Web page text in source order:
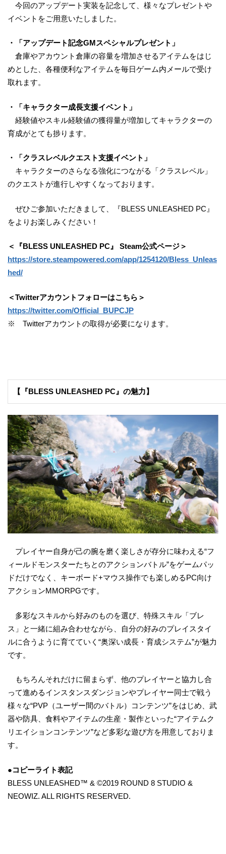
今回のアップデート実装を記念して、様々なプレゼントや
イベントをご用意いたしました。
・「アップデート記念GMスペシャルプレゼント」
倉庫やアカウント倉庫の容量を増加させるアイテムをはじ
めとした、各種便利なアイテムを毎日ゲーム内メールで受け
取れます。
・「キャラクター成長支援イベント」
経験値やスキル経験値の獲得量が増加してキャラクターの
育成がとても捗ります。
・「クラスレベルクエスト支援イベント」
キャラクターのさらなる強化につながる「クラスレベル」
のクエストが進行しやすくなっております。
ぜひご参加いただきまして、『BLESS UNLEASHED PC』
をよりお楽しみください！
＜ 『BLESS UNLEASHED PC 』 Steam公式ページ＞
https://store.steampowered.com/app/1254120/Bless_Unleas
hed/
＜Twitterアカウントフォローはこちら＞
https://twitter.com/Official_BUPCJP
※ Twitterアカウントの取得が必要になります。
【『BLESS UNLEASHED PC』の魅力】
プレイヤー自身が己の腕を磨く楽しさが存分に味わえる“フ
ィールドモンスターたちとのアクションバトル”をゲームパッ
ドだけでなく、キーボード+マウス操作でも楽しめるPC向け
アクションMMORPGです。
多彩なスキルから好みのものを選び、特殊スキル「ブレ
ス」と一緒に組み合わせながら、自分の好みのプレイスタイ
ルに合うように育てていく“奥深い成長・育成システム”が魅力
です。
もちろんそれだけに留まらず、他のプレイヤーと協力し合
って進めるインスタンスダンジョンやプレイヤー同士で戦う
様々な“PVP（ユーザー間のバトル）コンテンツ”をはじめ、武
器や防具、食料やアイテムの生産・製作といった“アイテムク
リエイションコンテンツ”など多彩な遊び方を用意しておりま
す。
●コピーライト表記
BLESS UNLEASHED™ & ©2019 ROUND 8 STUDIO &
NEOWIZ. ALL RIGHTS RESERVED.